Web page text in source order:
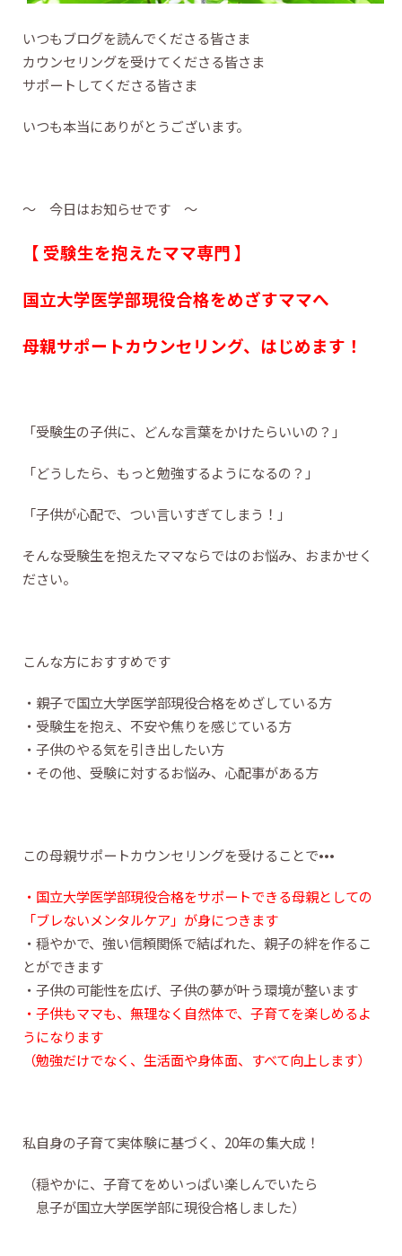
いつもブログを読んでくださる皆さま
カウンセリングを受けてくださる皆さま
サポートしてくださる皆さま
いつも本当にありがとうございます。
〜 今日はお知らせです 〜
【 受験生を抱えたママ専門 】
国立大学医学部現役合格をめざすママへ
母親サポートカウンセリング、はじめます！
「受験生の子供に、どんな言葉をかけたらいいの？」
「どうしたら、もっと勉強するようになるの？」
「子供が心配で、つい言いすぎてしまう！」
そんな受験生を抱えたママならではのお悩み、おまかせく
ださい。
こんな方におすすめです
・親子で国立大学医学部現役合格をめざしている方
・受験生を抱え、不安や焦りを感じている方
・子供のやる気を引き出したい方
・その他、受験に対するお悩み、心配事がある方
この母親サポートカウンセリングを受けることで•••
・国立大学医学部現役合格をサポートできる母親としての
「ブレないメンタルケア」が身につきます
・穏やかで、強い信頼関係で結ばれた、親子の絆を作るこ
とができます
・子供の可能性を広げ、子供の夢が叶う環境が整います
・子供もママも、無理なく自然体で、子育てを楽しめるよ
うになります
（勉強だけでなく、生活面や身体面、すべて向上します）
私自身の子育て実体験に基づく、20年の集大成！
（穏やかに、子育てをめいっぱい楽しんでいたら
息子が国立大学医学部に現役合格しました）